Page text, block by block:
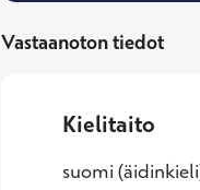
Vastaanoton tiedot
Kielitaito
suomi